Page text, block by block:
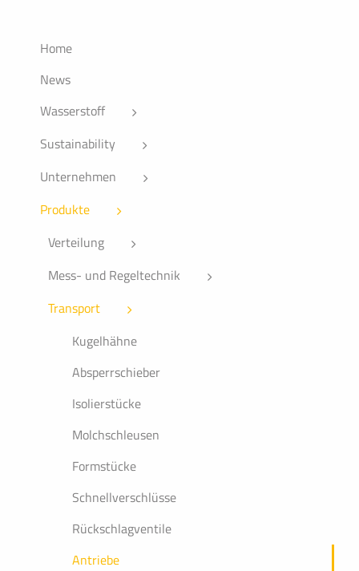
Home
News
Wasserstoff
Sustainability
Unternehmen
Produkte
Verteilung
Mess- und Regeltechnik
Transport
Kugelhähne
Absperrschieber
Isolierstücke
Molchschleusen
Formstücke
Schnellverschlüsse
Rückschlagventile
Antriebe